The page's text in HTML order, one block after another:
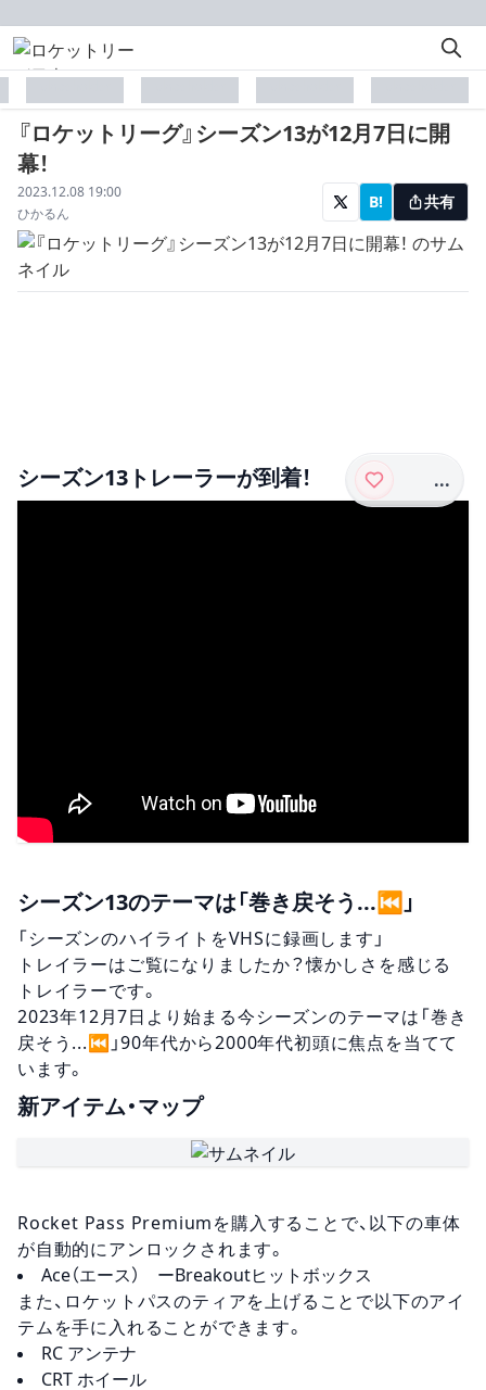
『ロケットリーグ』シーズン13が12月7日に開
幕！
配信日
2023.12.08 19:00
著者
ひかるん
B! 共有
...
シーズン13トレーラーが到着！
シーズン13のテーマは「巻き戻そう...⏮️」
「シーズンのハイライトをVHSに録画します」
トレイラーはご覧になりましたか？懐かしさを感じる
トレイラーです。
2023年12月7日より始まる今シーズンのテーマは「巻き
戻そう...⏮️」90年代から2000年代初頭に焦点を当てて
います。
新アイテム・マップ
Rocket Pass Premiumを購入することで、以下の車体
が自動的にアンロックされます。
Ace（エース） ーBreakoutヒットボックス
また、ロケットパスのティアを上げることで以下のアイ
テムを手に入れることができます。
RC アンテナ
CRT ホイール